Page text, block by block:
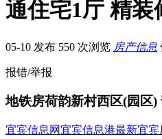
通住宅1厅 精装
05-10 发布 550 次浏览 房产信息
报错/举报
地铁房荷韵新村西区(园区
宜宾信息网宜宾信息港最新宜宾